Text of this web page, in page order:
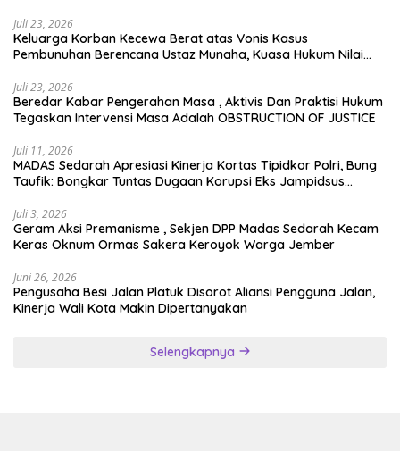
Juli 23, 2026
Keluarga Korban Kecewa Berat atas Vonis Kasus
Pembunuhan Berencana Ustaz Munaha, Kuasa Hukum Nilai
Juli 23, 2026
Beredar Kabar Pengerahan Masa , Aktivis Dan Praktisi Hukum
Tegaskan Intervensi Masa Adalah OBSTRUCTION OF JUSTICE
Juli 11, 2026
MADAS Sedarah Apresiasi Kinerja Kortas Tipidkor Polri, Bung
Taufik: Bongkar Tuntas Dugaan Korupsi Eks Jampidsus
Juli 3, 2026
Geram Aksi Premanisme , Sekjen DPP Madas Sedarah Kecam
Keras Oknum Ormas Sakera Keroyok Warga Jember
Juni 26, 2026
Pengusaha Besi Jalan Platuk Disorot Aliansi Pengguna Jalan,
Kinerja Wali Kota Makin Dipertanyakan
Selengkapnya